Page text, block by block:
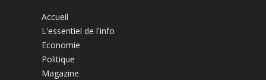
Accueil
L'essentiel de l'info
Economie
Politique
Magazine